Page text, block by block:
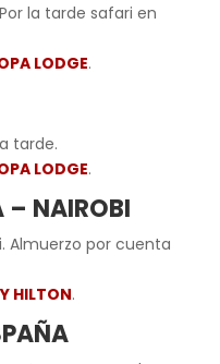
la tarde safari en
LODGE.
tarde.
LODGE.
NAIROBI
Almuerzo por cuenta
HILTON.